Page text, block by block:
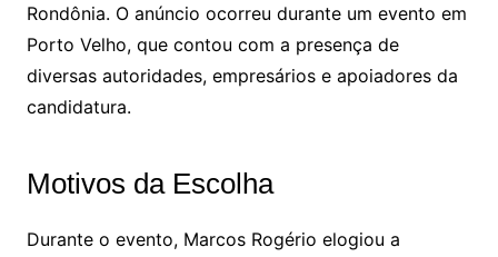
Rondônia. O anúncio ocorreu durante um evento em
Porto Velho, que contou com a presença de
diversas autoridades, empresários e apoiadores da
candidatura.
Motivos da Escolha
Durante o evento, Marcos Rogério elogiou a